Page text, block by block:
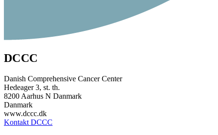
DCCC
Danish Comprehensive Cancer Center
Hedeager 3, st. th.
8200 Aarhus N Danmark
Danmark
www.dccc.dk
Kontakt DCCC